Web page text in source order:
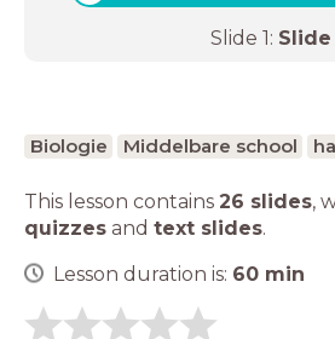
Slide 1: Slide
Biologie Middelbare school
This lesson contains 26 slides,
quizzes and text slides.
Lesson duration is: 60 min